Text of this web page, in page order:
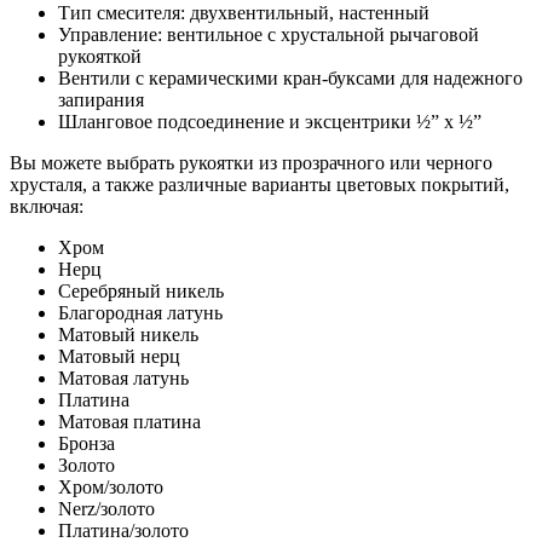
Тип смесителя: двухвентильный, настенный
Управление: вентильное с хрустальной рычаговой
рукояткой
Вентили с керамическими кран-буксами для надежного
запирания
Шланговое подсоединение и эксцентрики ½” x ½”
Вы можете выбрать рукоятки из прозрачного или черного
хрусталя, а также различные варианты цветовых покрытий,
включая:
Хром
Нерц
Серебряный никель
Благородная латунь
Матовый никель
Матовый нерц
Матовая латунь
Платина
Матовая платина
Бронза
Золото
Хром/золото
Nerz/золото
Платина/золото